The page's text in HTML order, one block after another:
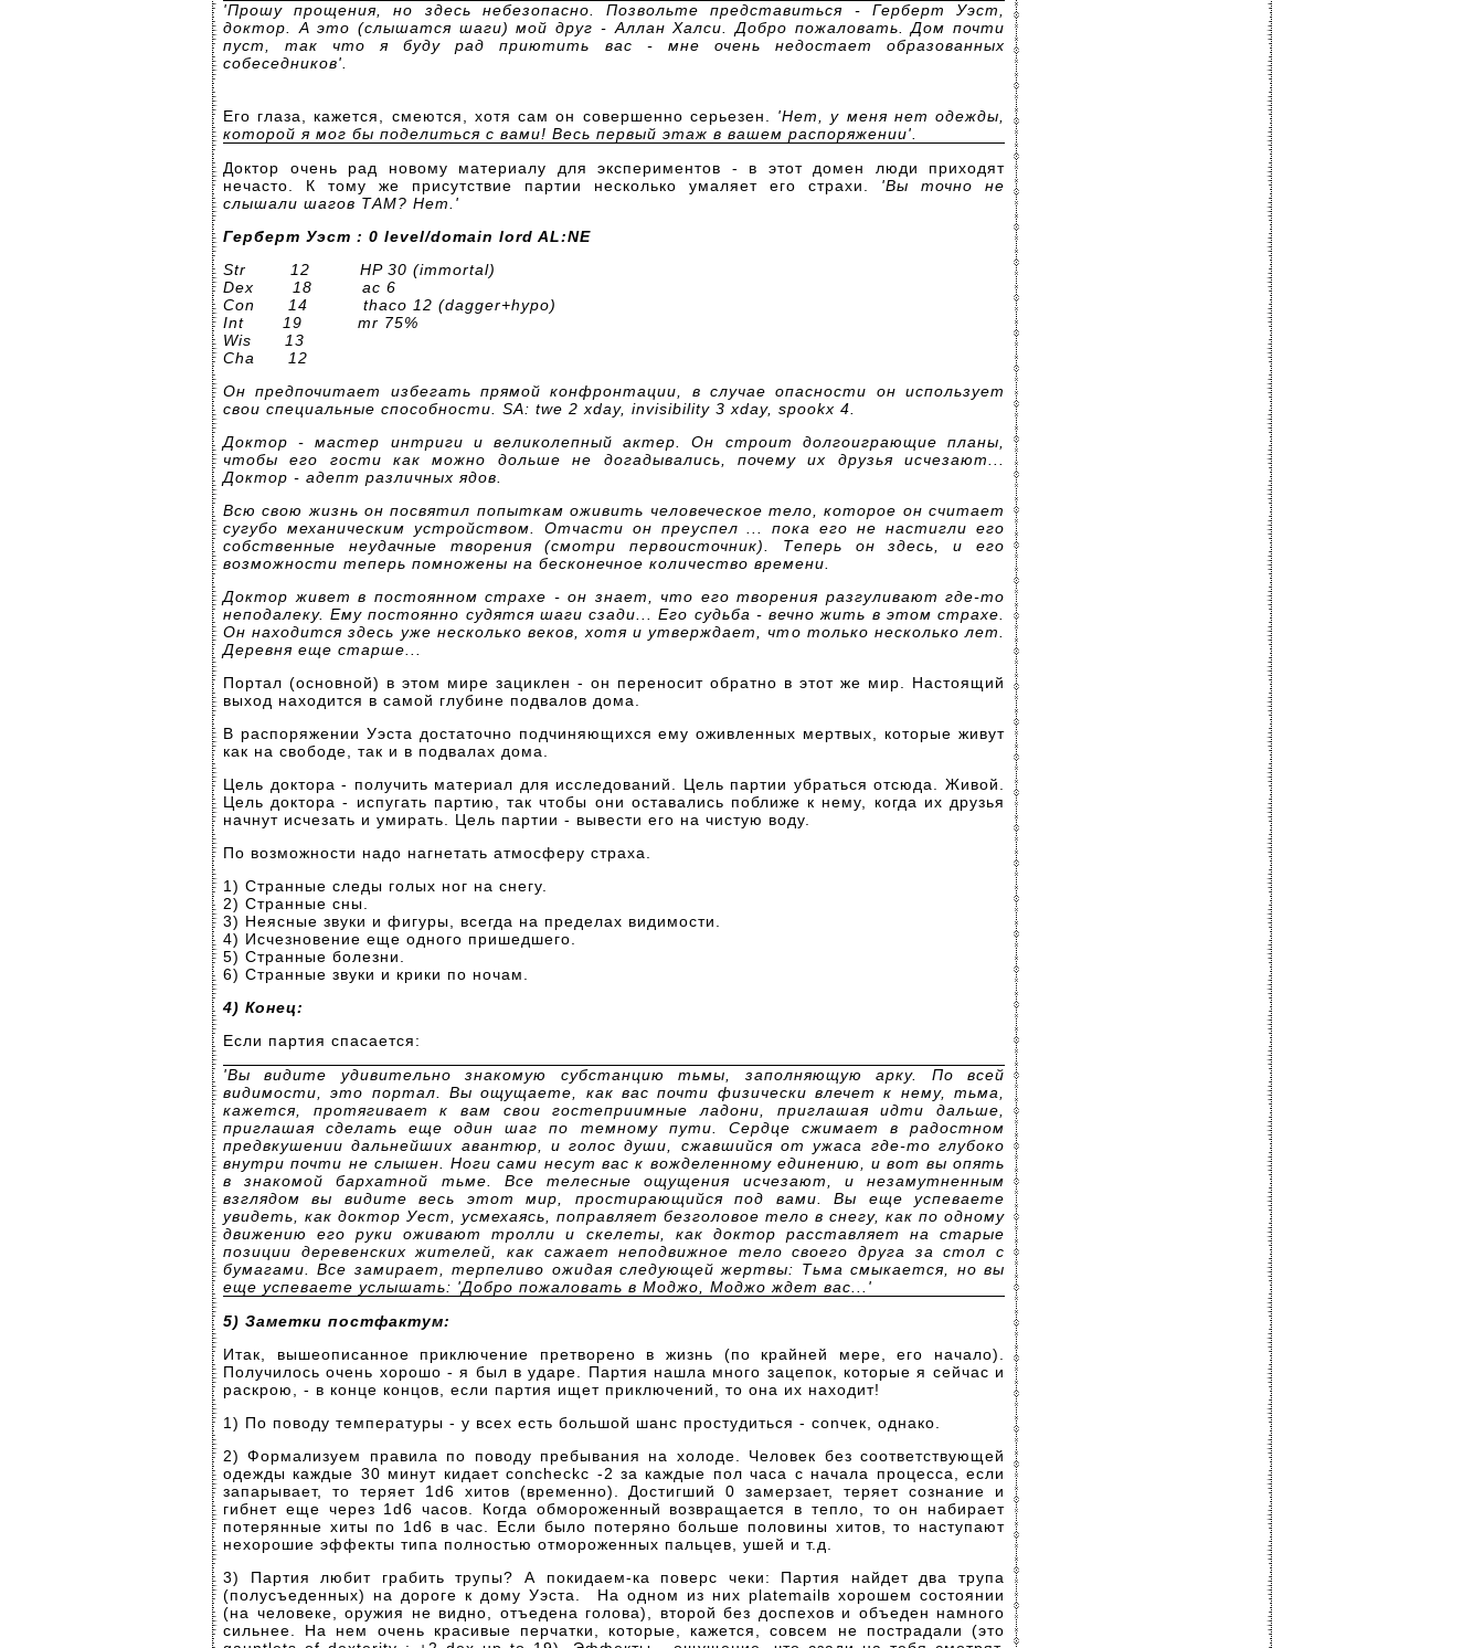
'Прошу прощения, но здесь небезопасно. Позвольте представиться - Герберт Уэст,
доктор. А это (слышатся шаги) мой друг - Аллан Халси. Добро пожаловать. Дом почти
пуст, так что я буду рад приютить вас - мне очень недостает образованных
собеседников'.
Его глаза, кажется, смеются, хотя сам он совершенно серьезен.
'Нет, у меня нет одежды,
которой я мог бы поделиться с вами! Весь первый этаж в вашем распоряжении'.
Доктор очень рад новому материалу для экспериментов - в этот домен люди приходят
нечасто. К тому же присутствие партии несколько умаляет его страхи.
'Вы точно не
слышали шагов ТАМ? Нет .'
Герберт Уэст : 0 level/domain lord AL:NE
Str 12 HP 30 (immortal)
Dex 18 ac 6
Con 14 thaco 12 (dagger+hypo)
Int 19 mr 75%
Wis 13
Cha 12
Он предпочитает избегать прямой конфронтации, в случае опасности он использует
свои специальные способности. SA: twe 2 xday, invisibility 3 xday, spookx 4.
Доктор - мастер интриги и великолепный актер. Он строит долгоиграющие планы,
чтобы его гости как можно дольше не догадывались, почему их друзья исчезают...
Доктор - адепт различных ядов.
Всю свою жизнь он посвятил попыткам оживить человеческое тело, которое он считает
сугубо механическим устройством. Отчасти он преуспел ... пока его не настигли его
собственные неудачные творения (смотри первоисточник). Теперь он здесь, и его
возможности теперь помножены на бесконечное количество времени.
Доктор живет в постоянном страхе - он знает, что его творения разгуливают где-то
неподалеку. Ему постоянно судятся шаги сзади... Его судьба - вечно жить в этом страхе.
Он находится здесь уже несколько веков, хотя и утверждает, что только несколько лет.
Деревня еще старше...
Портал (основной) в этом мире зациклен - он переносит обратно в этот же мир. Настоящий
выход находится в самой глубине подвалов дома.
В распоряжении Уэста достаточно подчиняющихся ему оживленных мертвых, которые живут
как на свободе, так и в подвалах дома.
Цель доктора - получить материал для исследований. Цель партии убраться отсюда. Живой.
Цель доктора - испугать партию, так чтобы они оставались поближе к нему, когда их друзья
начнут исчезать и умирать. Цель партии - вывести его на чистую воду.
По возможности надо нагнетать атмосферу страха.
1) Странные следы голых ног на снегу.
2) Странные сны.
3) Неясные звуки и фигуры, всегда на пределах видимости.
4) Исчезновение еще одного пришедшего.
5) Странные болезни.
6) Странные звуки и крики по ночам.
4) Конец:
Если партия спасается:
'Вы видите удивительно знакомую субстанцию тьмы, заполняющую арку. По всей
видимости, это портал. Вы ощущаете, как вас почти физически влечет к нему, тьма,
кажется, протягивает к вам свои гостеприимные ладони, приглашая идти дальше,
приглашая сделать еще один шаг по темному пути. Сердце сжимает в радостном
предвкушении дальнейших авантюр, и голос души, сжавшийся от ужаса где-то глубоко
внутри почти не слышен. Ноги сами несут вас к вожделенному единению, и вот вы опять
в знакомой бархатной тьме. Все телесные ощущения исчезают, и незамутненным
взглядом вы видите весь этот мир, простирающийся под вами. Вы еще успеваете
увидеть, как доктор Уест, усмехаясь, поправляет безголовое тело в снегу, как по одному
движению его руки оживают тролли и скелеты, как доктор расставляет на старые
позиции деревенских жителей, как сажает неподвижное тело своего друга за стол с
бумагами. Все замирает, терпеливо ожидая следующей жертвы: Тьма смыкается, но вы
еще успеваете услышать: 'Добро пожаловать в Моджо, Моджо ждет вас...'
5) Заметки постфактум:
Итак, вышеописанное приключение претворено в жизнь (по крайней мере, его начало).
Получилось очень хорошо - я был в ударе. Партия нашла много зацепок, которые я сейчас и
раскрою, - в конце концов, если партия ищет приключений, то она их находит!
1) По поводу температуры - у всех есть большой шанс простудиться - conчек, однако.
2) Формализуем правила по поводу пребывания на холоде. Человек без соответствующей
одежды каждые 30 минут кидает concheckс -2 за каждые пол часа с начала процесса, если
запарывает, то теряет 1d6 хитов (временно). Достигший 0 замерзает, теряет сознание и
гибнет еще через 1d6 часов. Когда обмороженный возвращается в тепло, то он набирает
потерянные хиты по 1d6 в час. Если было потеряно больше половины хитов, то наступают
нехорошие эффекты типа полностью отмороженных пальцев, ушей и т.д.
3) Партия любит грабить трупы? А покидаем-ка поверс чеки: Партия найдет два трупа
(полусъеденных) на дороге к дому Уэста. На одном из них platemailв хорошем состоянии
(на человеке, оружия не видно, отъедена голова), второй без доспехов и объеден намного
сильнее. На нем очень красивые перчатки, которые, кажется, совсем не пострадали (это